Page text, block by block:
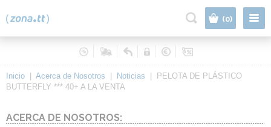
(0)
Inicio Acerca de Nosotros Noticias
PELOTA DE PLÁSTICO
BUTTERFLY *** 40+ A LA VENTA
ACERCA DE NOSOTROS: